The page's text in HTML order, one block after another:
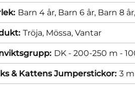
Barn 4 år, Barn 6 år, Barn 8 år,
Tröja, Mössa, Vantar
DK - 200-250 m -
& Kattens Jumperstickor: 3